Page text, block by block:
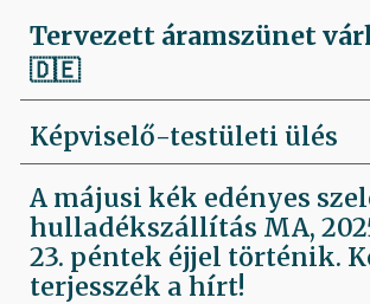
Tervezett áramszünet
🇩🇪
Képviselő-testületi ülés
A májusi kék edényes
hulladékszállítás MA,
23. péntek éjjel történik.
terjesszék a hírt!